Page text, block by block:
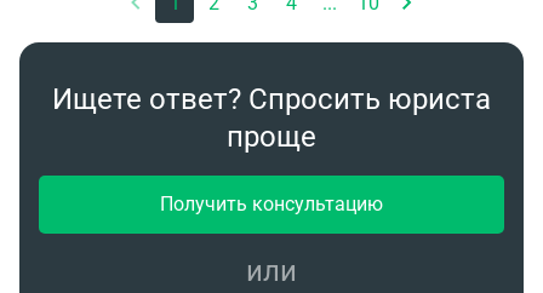
Ищете ответ? Спросить юриста
проще
Получить консультацию
или